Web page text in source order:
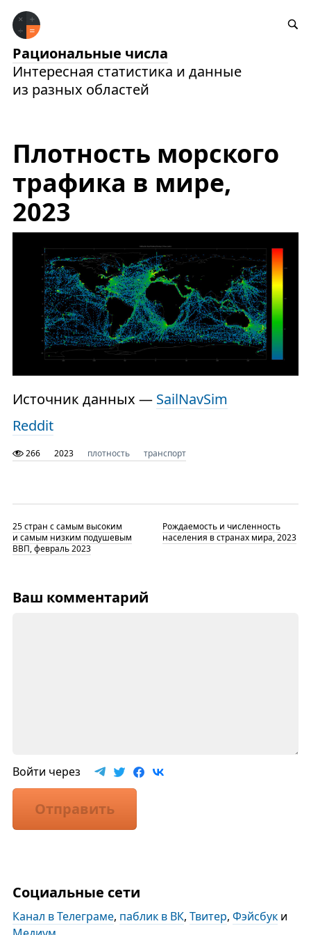
Рациональные числа
Интересная статистика и данные
из разных областей
Плотность морского
трафика в мире,
2023
Источник данных — SailNavSim
Reddit
266 2023 плотность транспорт
25 стран с самым высоким
и самым низким подушевым
ВВП, февраль 2023
Рождаемость и численность
населения в странах мира, 2023
Ваш комментарий
Войти через
Отправить
Социальные сети
Канал в Телеграме, паблик в ВК, Твитер, Фэйсбуки